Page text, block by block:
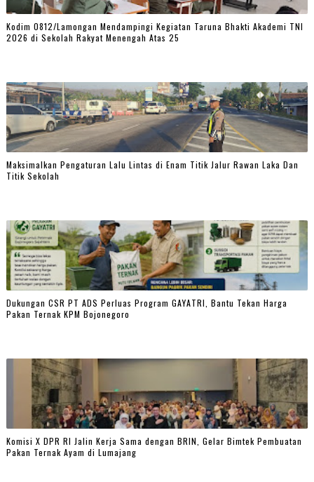
Kodim 0812/Lamongan Mendampingi Kegiatan Taruna Bhakti Akademi TNI
2026 di Sekolah Rakyat Menengah Atas 25
Maksimalkan Pengaturan Lalu Lintas di Enam Titik Jalur Rawan Laka Dan
Titik Sekolah
Dukungan CSR PT ADS Perluas Program GAYATRI, Bantu Tekan Harga
Pakan Ternak KPM Bojonegoro
Komisi X DPR RI Jalin Kerja Sama dengan BRIN, Gelar Bimtek Pembuatan
Pakan Ternak Ayam di Lumajang